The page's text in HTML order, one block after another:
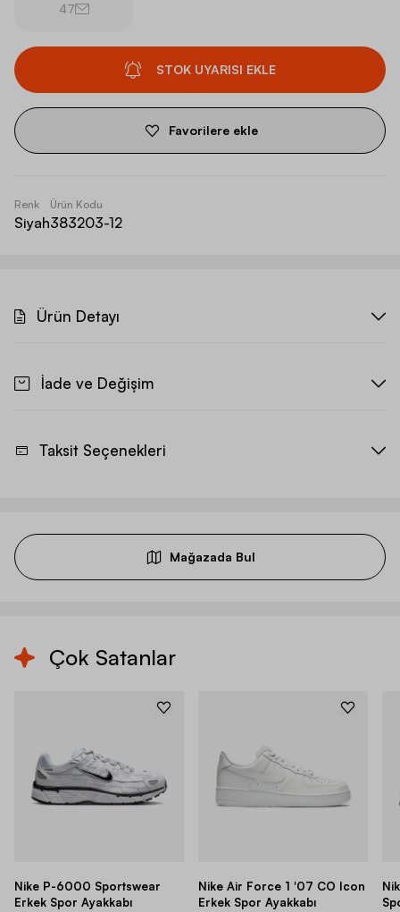
47
STOK UYARISI EKLE
Favorilere ekle
Renk
Siyah
Ürün Kodu
383203-12
Ürün Detayı
İade ve Değişim
Taksit Seçenekleri
Mağazada Bul
Çok Satanlar
Nike P-6000 Sportswear
Erkek Spor Ayakkabı
Nike Air Force 1 '07 CO Icon
Erkek Spor Ayakkabı